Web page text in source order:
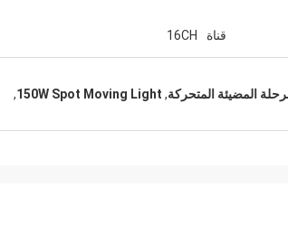
قناة 16CH
,
150W Spot Moving Light
,